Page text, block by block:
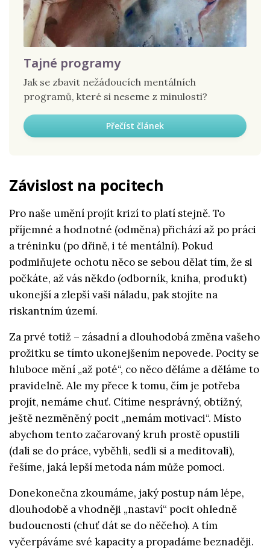
Tajné programy
Jak se zbavit nežádoucích mentálních
programů, které si neseme z minulosti?
Přečíst článek
Závislost na pocitech
Pro naše umění projít krizí to platí stejně. To
příjemné a hodnotné (odměna) přichází až po práci
a tréninku (po dřině, i té mentální). Pokud
podmiňujete ochotu něco se sebou dělat tím, že si
počkáte, až vás někdo (odborník, kniha, produkt)
ukonejší a zlepší vaši náladu, pak stojíte na
riskantním území.
Za prvé totiž – zásadní a dlouhodobá změna vašeho
prožitku se tímto ukonejšením nepovede. Pocity se
hluboce mění „až poté“, co něco děláme a děláme to
pravidelně. Ale my přece k tomu, čím je potřeba
projít, nemáme chuť. Cítíme nesprávný, obtížný,
ještě nezměněný pocit „nemám motivaci“. Místo
abychom tento začarovaný kruh prostě opustili
(dali se do práce, vyběhli, sedli si a meditovali),
řešíme, jaká lepší metoda nám může pomoci.
Donekonečna zkoumáme, jaký postup nám lépe,
dlouhodobě a vhodněji „nastaví“ pocit ohledně
budoucnosti (chuť dát se do něčeho). A tím
vyčerpáváme své kapacity a propadáme beznaději.